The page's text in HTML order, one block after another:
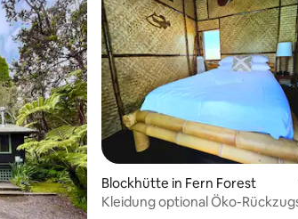
Blockhütte in Fern Forest
Kleidung optional Öko-